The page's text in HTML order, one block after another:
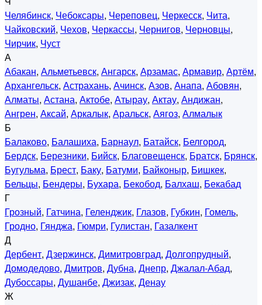
Челябинск, Чебоксары, Череповец, Черкесск, Чита,
Чайковский, Чехов, Черкассы, Чернигов, Черновцы,
Чирчик, Чуст
А
Абакан, Альметьевск, Ангарск, Арзамас, Армавир, Артём,
Архангельск, Астрахань, Ачинск, Азов, Анапа, Абовян,
Алматы, Астана, Актобе, Атырау, Актау, Андижан,
Ангрен, Аксай, Аркалык, Аральск, Аягоз, Алмалык
Б
Балаково, Балашиха, Барнаул, Батайск, Белгород,
Бердск, Березники, Бийск, Благовещенск, Братск, Брянск,
Бугульма, Брест, Баку, Батуми, Байконыр, Бишкек,
Бельцы, Бендеры, Бухара, Бекобод, Балхаш, Бекабад
Г
Грозный, Гатчина, Геленджик, Глазов, Губкин, Гомель,
Гродно, Гянджа, Гюмри, Гулистан, Газалкент
Д
Дербент, Дзержинск, Димитровград, Долгопрудный,
Домодедово, Дмитров, Дубна, Днепр, Джалал-Абад,
Дубоссары, Душанбе, Джизак, Денау
Ж